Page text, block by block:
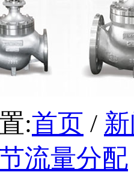
:首页 /
流量分配